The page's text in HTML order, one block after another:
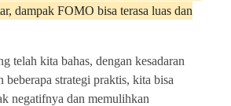
dampak FOMO bisa terasa luas dan
telah kita bahas, dengan kesadaran
strategi praktis, kita bisa
negatifnya dan memulihkan